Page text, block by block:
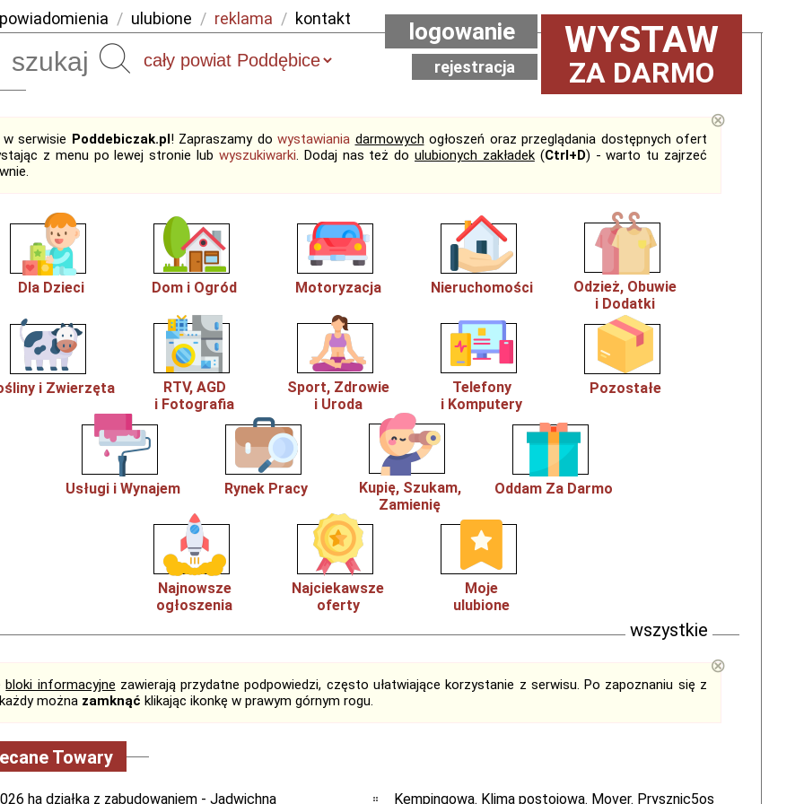
powiadomienia / ulubione / reklama / kontakt
Szukaj WYSTAW
ZA DARMO
logowanie
rejestracja
serwisie Poddebiczak.pl! Zapraszamy do wystawiania darmowych ogłoszeń oraz przeglądania dostępnych ofert
z menu po lewej stronie lub wyszukiwarki. Dodaj nas też doulubionych zakładek(Ctrl+D) - warto tu zajrzeć
⊗
Dla Dzieci Dom i Ogród Motoryzacja Nieruchomości
Odzież, Obuwie
i Dodatki
i Zwierzęta
RTV, AGD
i Fotografia
Sport, Zdrowie
i Uroda
Telefony
i Komputery
Pozostałe
Usługi i Wynajem Rynek Pracy
Kupię, Szukam,
Zamienię
Oddam Za Darmo
Najnowsze
ogłoszenia
Najciekawsze
oferty
Moje
ulubione
wszystkie
bloki informacyjne zawierają przydatne podpowiedzi, często ułatwiające korzystanie z serwisu. Po zapoznaniu się z
można zamknąć klikając ikonkę w prawym górnym rogu.
⊗
Towary
ha działka z zabudowaniem - Jadwichna
Kempingowa. Klima postojowa. Mover. Prysznic5os